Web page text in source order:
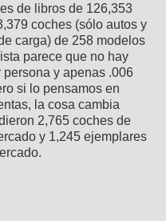
de libros de 126,353
coches (sólo autos y
carga) de 258 modelos
parece que no hay
y apenas .006
si lo pensamos en
la cosa cambia
2,765 coches de
y 1,245 ejemplares